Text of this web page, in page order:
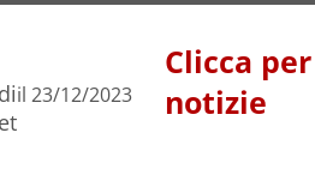
diil 23/12/2023
Clicca
notizie